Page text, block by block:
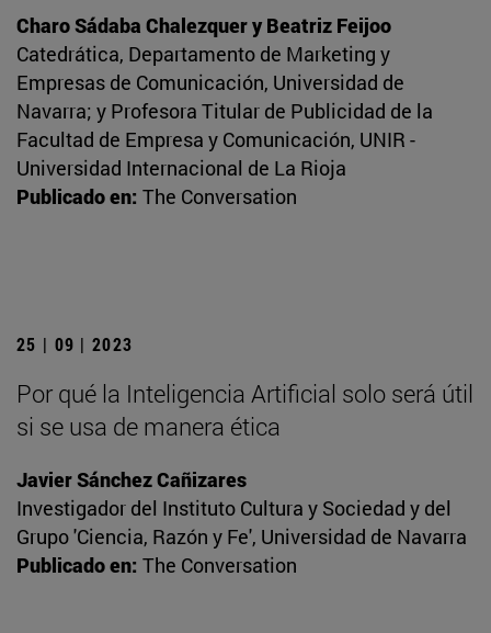
Charo Sádaba Chalezquer y Beatriz Feijoo
Catedrática, Departamento de Marketing y
Empresas de Comunicación, Universidad de
Navarra; y Profesora Titular de Publicidad de la
Facultad de Empresa y Comunicación, UNIR -
Universidad Internacional de La Rioja
Publicado en: The Conversation
25 | 09 | 2023
Por qué la Inteligencia Artificial solo será útil
si se usa de manera ética
Javier Sánchez Cañizares
Investigador del Instituto Cultura y Sociedad y del
Grupo 'Ciencia, Razón y Fe', Universidad de Navarra
Publicado en: The Conversation